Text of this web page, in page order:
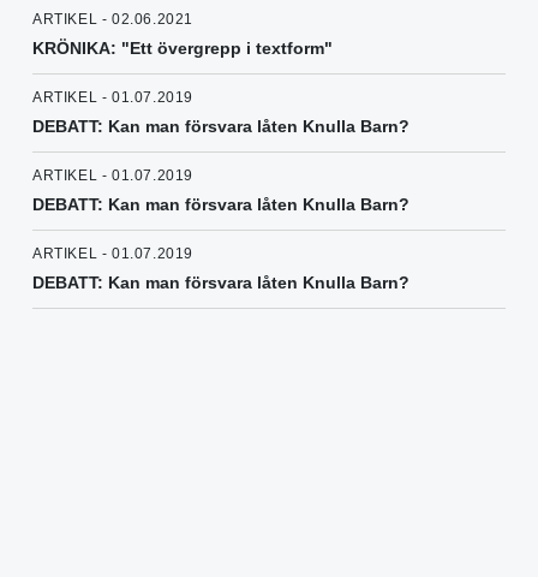
ARTIKEL - 02.06.2021
KRÖNIKA: "Ett övergrepp i textform"
ARTIKEL - 01.07.2019
DEBATT: Kan man försvara låten Knulla Barn?
ARTIKEL - 01.07.2019
DEBATT: Kan man försvara låten Knulla Barn?
ARTIKEL - 01.07.2019
DEBATT: Kan man försvara låten Knulla Barn?